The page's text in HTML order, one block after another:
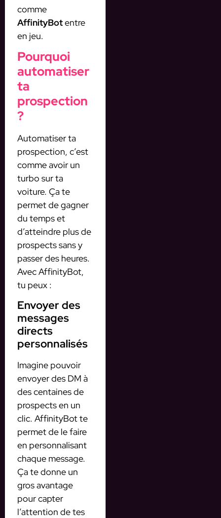
comme
AffinityBotentre
en jeu.
Pourquoi
automatiser
ta
prospection
?
Automatiser ta
prospection, c’est
comme avoir un
turbo sur ta
voiture. Ça te
permet de gagner
du temps et
d’atteindre plus de
prospects sans y
passer des heures.
Avec AffinityBot,
tu peux :
Envoyer des
messages
directs
personnalisés
Imagine pouvoir
envoyer des DM à
des centaines de
prospects en un
clic. AffinityBot te
permet de le faire
en personnalisant
chaque message.
Ça te donne un
gros avantage
pour capter
l’attention de tes